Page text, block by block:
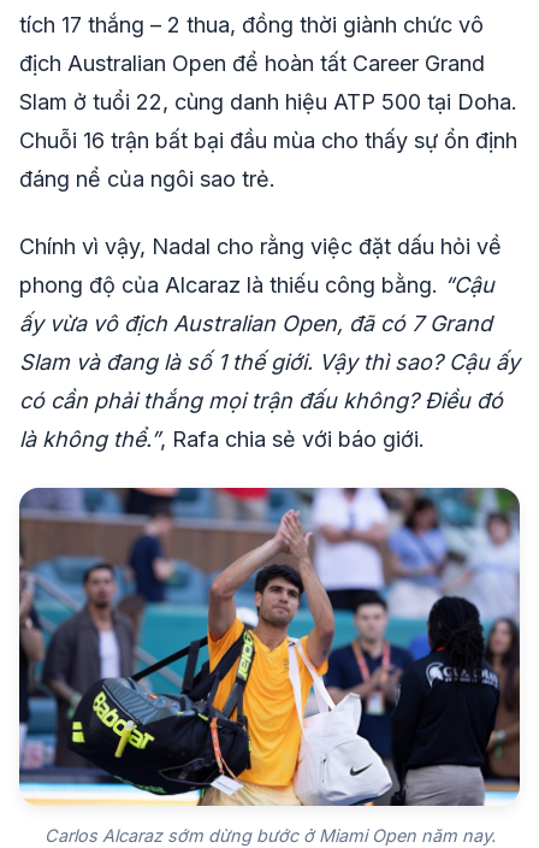
tích 17 thắng – 2 thua, đồng thời giành chức vô
địch Australian Open để hoàn tất Career Grand
Slam ở tuổi 22, cùng danh hiệu ATP 500 tại Doha.
Chuỗi 16 trận bất bại đầu mùa cho thấy sự ổn định
đáng nể của ngôi sao trẻ.
Chính vì vậy, Nadal cho rằng việc đặt dấu hỏi về
phong độ của Alcaraz là thiếu công bằng. “Cậu
ấy vừa vô địch Australian Open, đã có 7 Grand
Slam và đang là số 1 thế giới. Vậy thì sao? Cậu ấy
có cần phải thắng mọi trận đấu không? Điều đó
là không thể.”, Rafa chia sẻ với báo giới.
Carlos Alcaraz sớm dừng bước ở Miami Open năm nay.